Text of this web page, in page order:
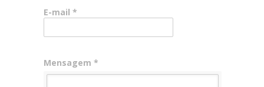
E-mail *
Mensagem *